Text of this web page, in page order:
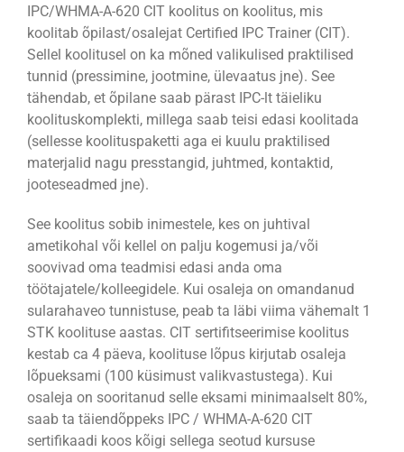
IPC/WHMA-A-620 CIT koolitus on koolitus, mis
koolitab õpilast/osalejat Certified IPC Trainer (CIT).
Sellel koolitusel on ka mõned valikulised praktilised
tunnid (pressimine, jootmine, ülevaatus jne). See
tähendab, et õpilane saab pärast IPC-lt täieliku
koolituskomplekti, millega saab teisi edasi koolitada
(sellesse koolituspaketti aga ei kuulu praktilised
materjalid nagu presstangid, juhtmed, kontaktid,
jooteseadmed jne).
See koolitus sobib inimestele, kes on juhtival
ametikohal või kellel on palju kogemusi ja/või
soovivad oma teadmisi edasi anda oma
töötajatele/kolleegidele. Kui osaleja on omandanud
sularahaveo tunnistuse, peab ta läbi viima vähemalt 1
STK koolituse aastas. CIT sertifitseerimise koolitus
kestab ca 4 päeva, koolituse lõpus kirjutab osaleja
lõpueksami (100 küsimust valikvastustega). Kui
osaleja on sooritanud selle eksami minimaalselt 80%,
saab ta täiendõppeks IPC / WHMA-A-620 CIT
sertifikaadi koos kõigi sellega seotud kursuse